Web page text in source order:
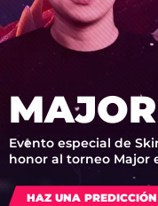
Evento especial de
honor al torneo Major
HAZ UNA PREDICCIÓN